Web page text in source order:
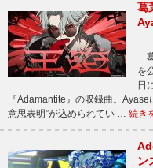
葛
を
日
『Adamantite』の収録曲。
意思表明”が込められてい … 続き
ン